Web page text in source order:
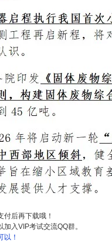
后再下载哦！
入VIP考试交流QQ群。
以！